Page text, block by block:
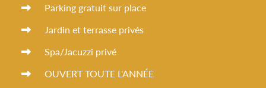
Parking gratuit sur place
Jardin et terrasse privés
Spa/Jacuzzi privé
OUVERT TOUTE L'ANNÉE